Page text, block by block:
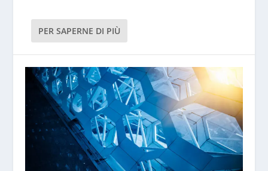
PER SAPERNE DI PIÙ